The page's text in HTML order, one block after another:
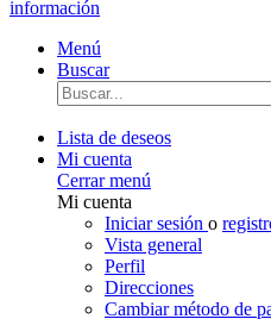
información
Menú
Buscar
Lista de deseos
Mi cuenta
Cerrar menú
Mi cuenta
Iniciar sesión o
Vista general
Perfil
Direcciones
Cambiar método de